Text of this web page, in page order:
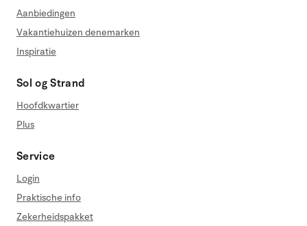
Aanbiedingen
Vakantiehuizen denemarken
Inspiratie
Sol og Strand
Hoofdkwartier
Plus
Service
Login
Praktische info
Zekerheidspakket